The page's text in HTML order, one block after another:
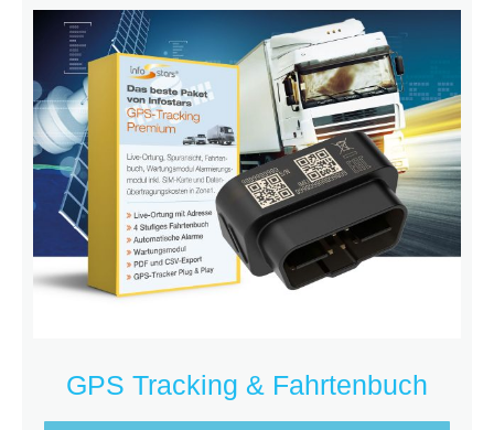
GPS Tracking & Fahrtenbuch